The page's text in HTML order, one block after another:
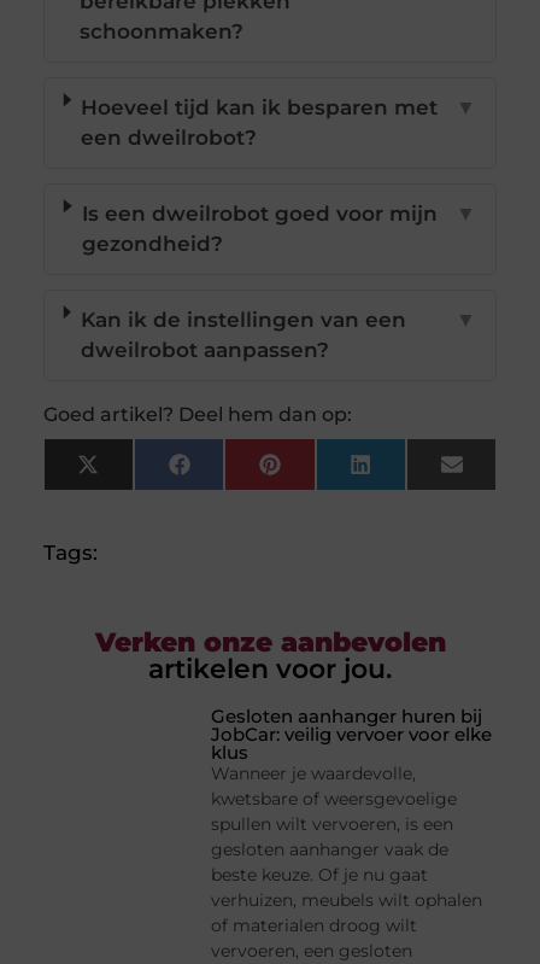
schoonmaken?
Hoeveel tijd kan ik besparen met
een dweilrobot?
▼
Is een dweilrobot goed voor mijn
gezondheid?
▼
Kan ik de instellingen van een
dweilrobot aanpassen?
▼
Goed artikel? Deel hem dan op:
X
(Twitter)
FacebookPinterestLinkedInEmail
Tags:
Verken onze aanbevolen
artikelen voor jou.
Gesloten aanhanger huren bij
JobCar: veilig vervoer voor elke
klus
Wanneer je waardevolle,
kwetsbare of weersgevoelige
spullen wilt vervoeren, is een
gesloten aanhanger vaak de
beste keuze. Of je nu gaat
verhuizen, meubels wilt ophalen
of materialen droog wilt
vervoeren, een gesloten